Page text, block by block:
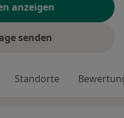
anzeigen
senden
Standorte